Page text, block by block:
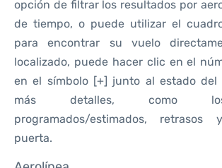
opción de filtrar los resultados por
de tiempo, o puede utilizar el
para encontrar su vuelo
localizado, puede hacer clic en el
en el símbolo [+] junto al estado del
más detalles, como
programados/estimados,
puerta.